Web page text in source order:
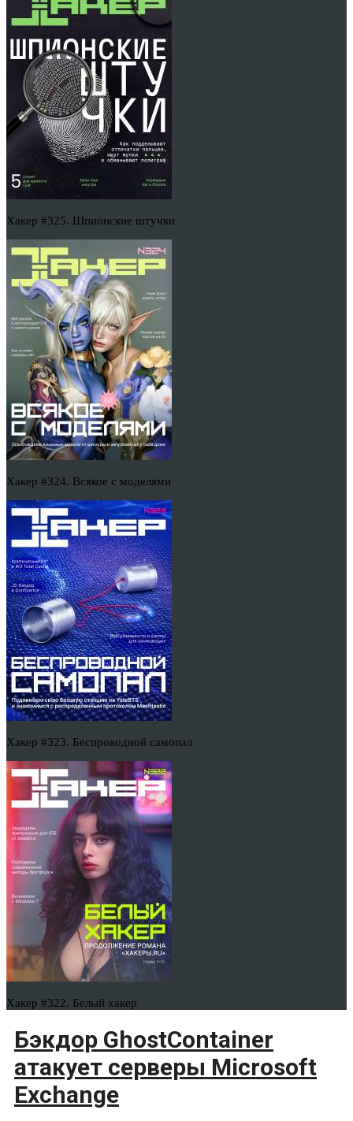
Хакер #325. Шпионские штучки
Хакер #324. Всякое с моделями
Хакер #323. Беспроводной самопал
Хакер #322. Белый хакер
Бэкдор GhostContainer
атакует серверы Microsoft
Exchange